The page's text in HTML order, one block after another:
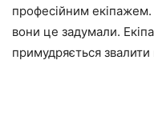
професійним
вони це задумали.
примудряється